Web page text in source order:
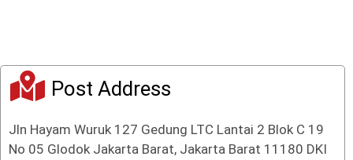
Post Address
Jln Hayam Wuruk 127 Gedung LTC Lantai 2 Blok C 19
No 05 Glodok Jakarta Barat, Jakarta Barat 11180 DKI